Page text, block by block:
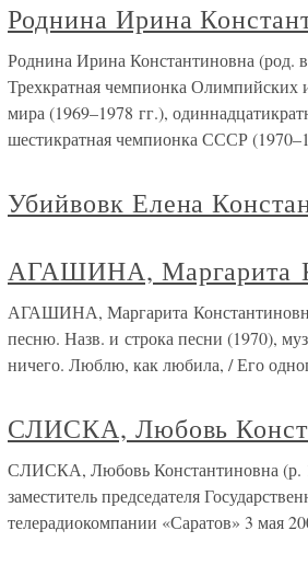
Роднина Ирина
Роднина Ирина Константиновна (род.
Трехкратная чемпионка Олимпийских
мира (1969–1978 гг.),
шестикратная чемпионка СССР
Убийвовк Елена
АГАШИНА, Маргарита
АГАШИНА, Маргарита Константиновна
песню. Назв. и строка песни (1970),
ничего. Люблю, как любила, / Его
СЛИСКА, Любовь
СЛИСКА, Любовь Константиновна (р.
заместитель председателя
телерадиокомпании «Саратов» 3 мая